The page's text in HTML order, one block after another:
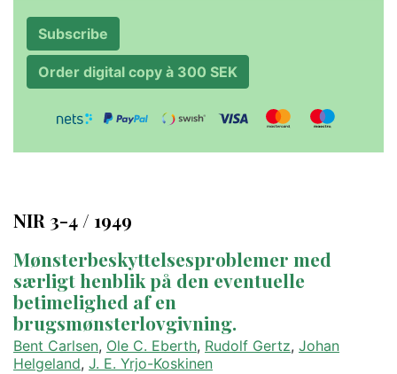
Subscribe
Order digital copy à 300 SEK
NIR 3-4 / 1949
Mønsterbeskyttelsesproblemer med
særligt henblik på den eventuelle
betimelighed af en
brugsmønsterlovgivning.
Bent Carlsen, Ole C. Eberth, Rudolf Gertz, Johan
Helgeland, J. E. Yrjo-Koskinen